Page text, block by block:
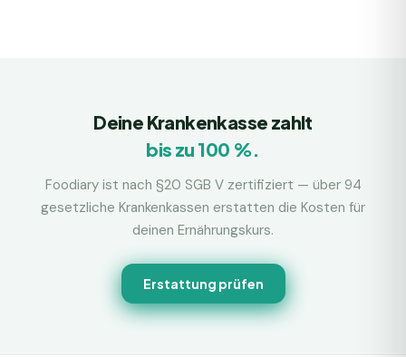
Deine Krankenkasse zahlt
bis zu 100 %.
Foodiary ist nach §20 SGB V zertifiziert — über 94
gesetzliche Krankenkassen erstatten die Kosten für
deinen Ernährungskurs.
Erstattung prüfen